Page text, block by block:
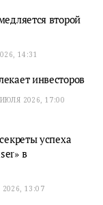
второй
14:31
инвесторов
2026, 17:00
успеха
в
13:07